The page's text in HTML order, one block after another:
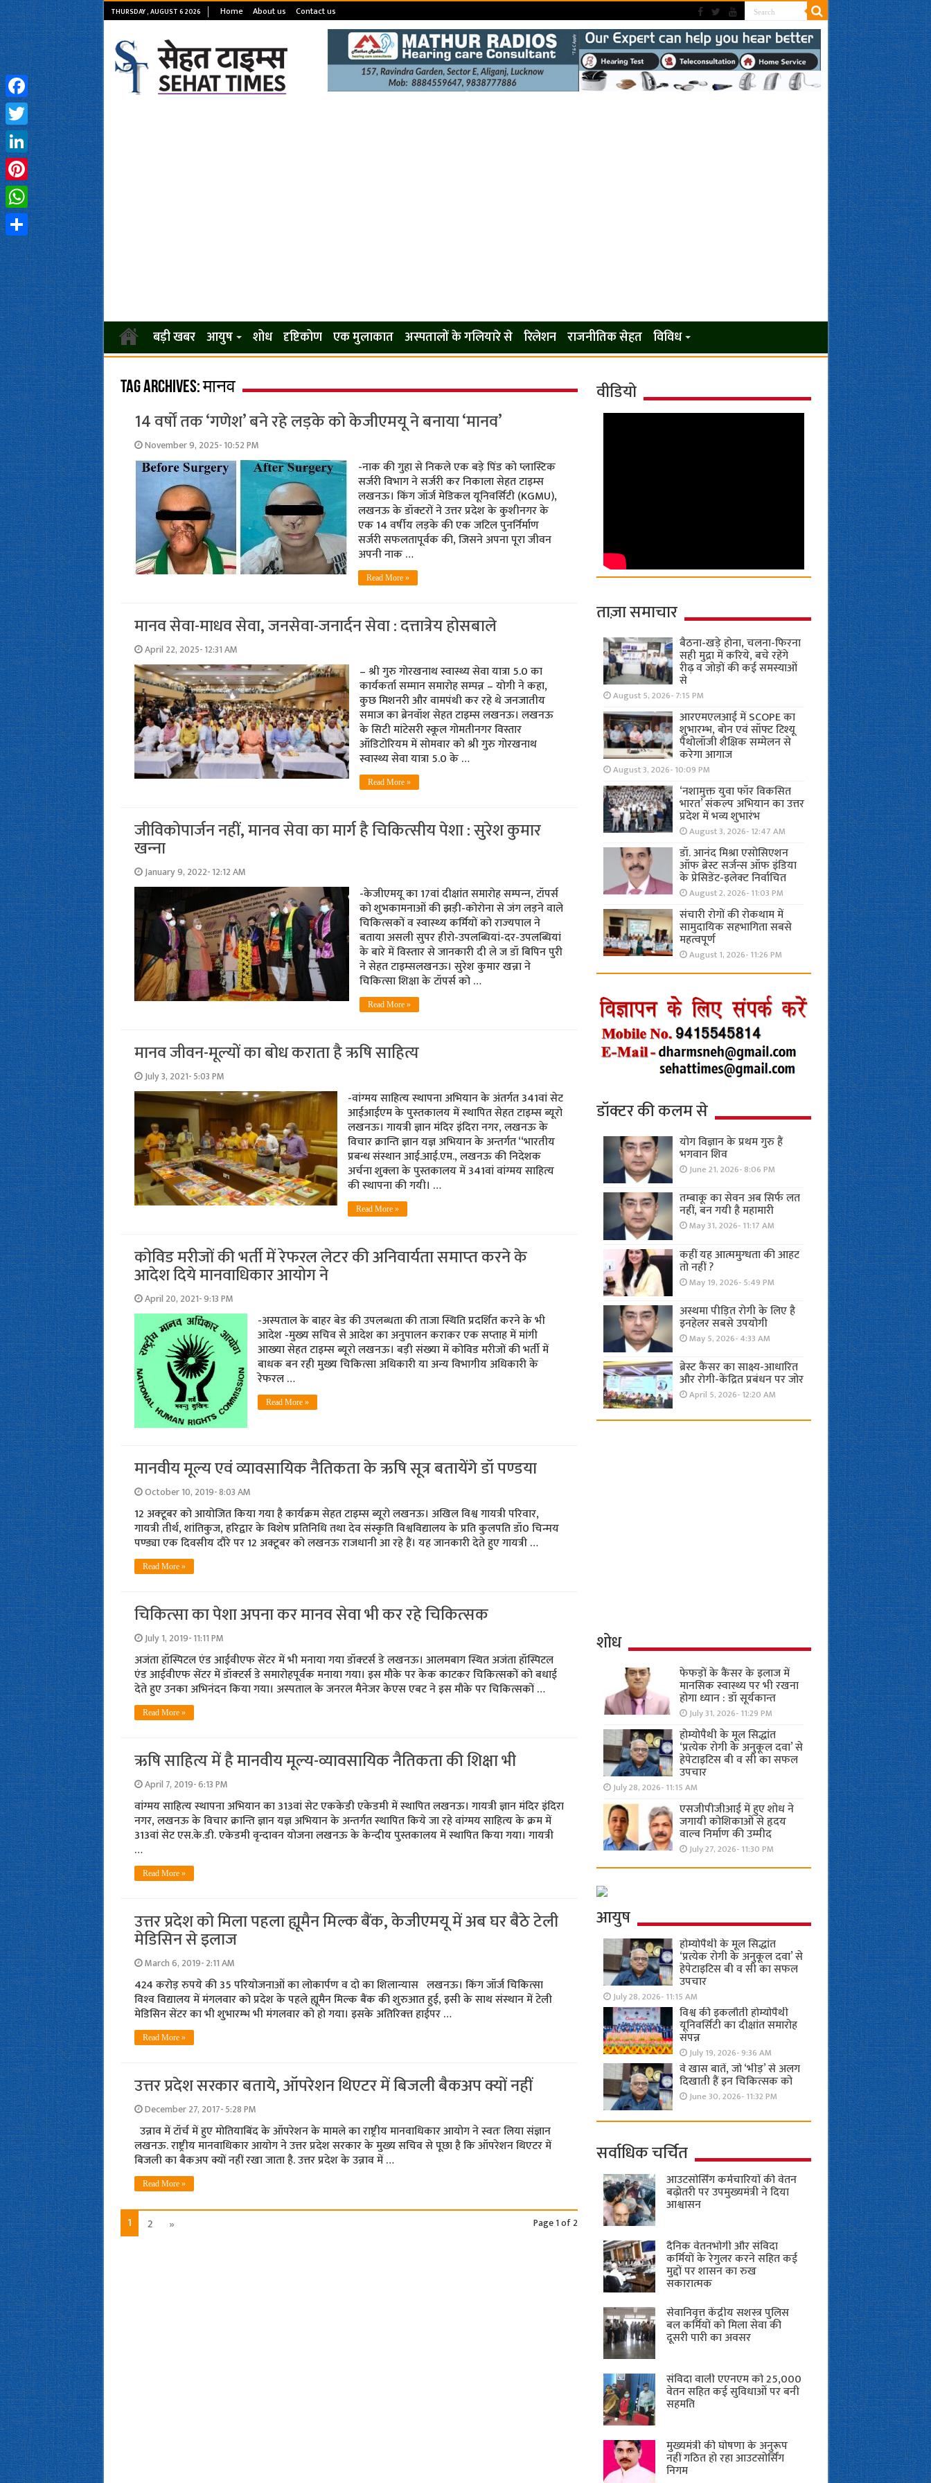
THURSDAY , AUGUST 6 2026 Home About us Contact us
बड़ी खबर आयुष शोध दृष्टिकोण एक मुलाकात अस्पतालों के गलियारे से रिलेशन राजनीतिक सेहत विविध
Tag Archives:मानव
14 वर्षों तक ‘गणेश’ बने रहे लड़के को केजीएमयू ने बनाया ‘मानव’
November 9, 2025- 10:52 PM
-नाक की गुहा से निकले एक बड़े पिंड को प्लास्टिक
सर्जरी विभाग ने सर्जरी कर निकाला सेहत टाइम्स
लखनऊ। किंग जॉर्ज मेडिकल यूनिवर्सिटी (KGMU),
लखनऊ के डॉक्टरों ने उत्तर प्रदेश के कुशीनगर के
एक 14 वर्षीय लड़के की एक जटिल पुनर्निर्माण
सर्जरी सफलतापूर्वक की, जिसने अपना पूरा जीवन
अपनी नाक …
Read More »
मानव सेवा-माधव सेवा, जनसेवा-जनार्दन सेवा : दत्तात्रेय होसबाले
April 22, 2025- 12:31 AM
– श्री गुरु गोरखनाथ स्वास्थ्य सेवा यात्रा 5.0 का
कार्यकर्ता सम्मान समारोह सम्पन्न – योगी ने कहा,
कुछ मिशनरी और वामपंथी कर रहे थे जनजातीय
समाज का ब्रेनवॉश सेहत टाइम्स लखनऊ। लखनऊ
के सिटी मांटेसरी स्कूल गोमतीनगर विस्तार
ऑडिटोरियम में सोमवार को श्री गुरु गोरखनाथ
स्वास्थ्य सेवा यात्रा 5.0 के …
Read More »
जीविकोपार्जन नहीं, मानव सेवा का मार्ग है चिकित्‍सीय पेशा : सुरेश कुमार
खन्‍ना
January 9, 2022- 12:12 AM
-केजीएमयू का 17वां दीक्षांत समारोह सम्‍पन्‍न, टॉपर्स
को शुभकामनाओं की झड़ी-कोरोना से जंग लड़ने वाले
चिकित्‍सकों व स्‍वास्‍थ्‍य कर्मियों को राज्‍यपाल ने
बताया असली सुपर हीरो-उपलब्धियां-दर-उपलब्धियां
के बारे में विस्‍तार से जानकारी दी ले ज डॉ बिपिन पुरी
ने सेहत टाइम्‍सलखनऊ। सुरेश कुमार खन्ना ने
चिकित्‍सा शिक्षा के टॉपर्स को …
Read More »
मानव जीवन-मूल्यों का बोध कराता है ऋषि साहित्य
July 3, 2021- 5:03 PM
-वांग्‍मय साहित्‍य स्‍थापना अभियान के अंतर्गत 341वां सेट
आईआईएम के पुस्‍तकालय में स्‍थापित सेहत टाइम्‍स ब्‍यूरो
लखनऊ। गायत्री ज्ञान मंदिर इंदिरा नगर, लखनऊ के
विचार क्रान्ति ज्ञान यज्ञ अभियान के अन्तर्गत ‘‘भारतीय
प्रबन्ध संस्थान आई.आई.एम., लखनऊ की निदेशक
अर्चना शुक्ला के पुस्तकालय में 341वां वांग्‍मय साहित्‍य
की स्‍थापना की गयी। …
Read More »
कोविड मरीजों की भर्ती में रेफरल लेटर की अनिवार्यता समाप्‍त करने के
आदेश दिये मानवाधि‍कार आयोग ने
April 20, 2021- 9:13 PM
-अस्‍पताल के बाहर बेड की उपलब्‍धता की ताजा स्थिति प्रदर्शित करने के भी
आदेश -मुख्‍य सचिव से आदेश का अनुपालन कराकर एक सप्‍ताह में मांगी
आख्‍या सेहत टाइम्‍स ब्‍यूरो लखनऊ। बड़ी संख्‍या में कोविड मरीजों की भर्ती में
बाधक बन रही मुख्‍य चिकित्‍सा अधिकारी या अन्‍य विभागीय अधिकारी के
रेफरल …
Read More »
मानवीय मूल्य एवं व्यावसायिक नैतिकता के ऋषि सूत्र बतायेंगे डॉ पण्‍डया
October 10, 2019- 8:03 AM
12 अक्‍टूबर को आयोजित किया गया है कार्यक्रम सेहत टाइम्‍स ब्‍यूरो लखनऊ। अखिल विश्व गायत्री परिवार,
गायत्री तीर्थ, शांतिकुज, हरिद्वार के विशेष प्रतिनिधि तथा देव संस्कृति विश्वविद्यालय के प्रति कुलपति डॉ0 चिन्मय
पण्ड्या एक दिवसीय दौरे पर 12 अक्टूबर को लखनऊ राजधानी आ रहे हैं। यह जानकारी देते हुए गायत्री …
Read More »
चिकित्‍सा का पेशा अपना कर मानव सेवा भी कर रहे चिकित्‍सक
July 1, 2019- 11:11 PM
अजंता हॉस्पिटल एंड आईवीएफ सेंटर में भी मनाया गया डॉक्‍टर्स डे लखनऊ। आलमबाग स्थित अजंता हॉस्पिटल
एंड आईवीएफ सेंटर में डॉक्‍टर्स डे समारोहपूर्वक मनाया गया। इस मौके पर केक काटकर चिकित्‍सकों को बधाई
देते हुए उनका अभिनंदन किया गया। अस्‍पताल के जनरल मैनेजर केएस एबट ने इस मौके पर चिकित्‍सकों …
Read More »
ऋषि साहित्य में है मानवीय मूल्य-व्यावसायिक नैतिकता की शिक्षा भी
April 7, 2019- 6:13 PM
वांग्‍मय साहित्‍य स्‍थापना अभियान का 313वां सेट एककेडी एकेडमी में स्‍थापित लखनऊ। गायत्री ज्ञान मंदिर इंदिरा
नगर, लखनऊ के विचार क्रान्ति ज्ञान यज्ञ अभियान के अन्तर्गत स्‍थापित किये जा रहे वांग्‍मय साहित्‍य के क्रम में
313वां सेट एस.के.डी. एकेडमी वृन्दावन योजना लखनऊ के केन्दीय पुस्तकालय में स्‍थापित किया गया। गायत्री
…
Read More »
उत्तर प्रदेश को मिला पहला ह्यूमैन मिल्क बैंक, केजीएमयू में अब घर बैठे टेली
मेडिसिन से इलाज
March 6, 2019- 2:11 AM
424 करोड़ रुपये की 35 परियोजनाओं का लोकार्पण व दो का शिलान्‍यास लखनऊ। किंग जॉर्ज चिकित्‍सा
विश्‍व विद्यालय में मंगलवार को प्रदेश के पहले ह्यूमैन मिल्‍क बैंक की शुरुआत हुई, इसी के साथ संस्‍थान में टेली
मेडिसिन सेंटर का भी शुभारम्‍भ भी मंगलवार को हो गया। इसके अतिरिक्‍त हाईपर …
Read More »
उत्तर प्रदेश सरकार बताये, ऑपरेशन थिएटर में बिजली बैकअप क्यों नहीं
December 27, 2017- 5:28 PM
उन्नाव में टॉर्च में हुए मोतियाबिंद के ऑपरेशन के मामले का राष्ट्रीय मानवाधिकार आयोग ने स्वतः लिया संज्ञान
लखनऊ. राष्ट्रीय मानवाधिकार आयोग ने उत्तर प्रदेश सरकार के मुख्य सचिव से पूछा है कि ऑपरेशन थिएटर में
बिजली का बैकअप क्यों नहीं रखा जाता है. उत्तर प्रदेश के उन्नाव में …
Read More »
Page 1 of 2
1 2 »
वीडियो
ताज़ा समाचार
बैठना-खड़े होना, चलना-फिरना
सही मुद्रा में करिये, बचे रहेंगे
रीढ़ व जोड़ों की कई समस्याओं
से
August 5, 2026- 7:15 PM
आरएमएलआई में SCOPE का
शुभारम्भ, बोन एवं सॉफ्ट टिश्यू
पैथोलॉजी शैक्षिक सम्मेलन से
करेगा आगाज
August 3, 2026- 10:09 PM
‘नशामुक्त युवा फॉर विकसित
भारत’ संकल्प अभियान का उत्तर
प्रदेश में भव्य शुभारंभ
August 3, 2026- 12:47 AM
डॉ. आनंद मिश्रा एसोसिएशन
ऑफ ब्रेस्ट सर्जन्स ऑफ इंडिया
के प्रेसिडेंट-इलेक्ट निर्वाचित
August 2, 2026- 11:03 PM
संचारी रोगों की रोकथाम में
सामुदायिक सहभागिता सबसे
महत्वपूर्ण
August 1, 2026- 11:26 PM
डॉक्टर की कलम से
योग विज्ञान के प्रथम गुरु हैं
भगवान शिव
June 21, 2026- 8:06 PM
तम्बाकू का सेवन अब सिर्फ लत
नहीं, बन गयी है महामारी
May 31, 2026- 11:17 AM
कहीं यह आत्ममुग्धता की आहट
तो नहीं ?
May 19, 2026- 5:49 PM
अस्थमा पीड़ित रोगी के लिए है
इनहेलर सबसे उपयोगी
May 5, 2026- 4:33 AM
ब्रेस्ट कैंसर का साक्ष्य-आधारित
और रोगी-केंद्रित प्रबंधन पर जोर
April 5, 2026- 12:20 AM
शोध
फेफड़ों के कैंसर के इलाज में
मानसिक स्वास्थ्य पर भी रखना
होगा ध्यान : डॉ सूर्यकान्त
July 31, 2026- 11:29 PM
होम्योपैथी के मूल सिद्धांत
‘प्रत्येक रोगी केे अनुकूल दवा’ से
हेपेटाइटिस बी व सी का सफल
उपचार
July 28, 2026- 11:15 AM
एसजीपीजीआई में हुए शोध ने
जगायी कोशिकाओं से हृदय
वाल्व निर्माण की उम्मीद
July 27, 2026- 11:30 PM
आयुष
होम्योपैथी के मूल सिद्धांत
‘प्रत्येक रोगी केे अनुकूल दवा’ से
हेपेटाइटिस बी व सी का सफल
उपचार
July 28, 2026- 11:15 AM
विश्व की इकलौती होम्योपैथी
यूनिवर्सिटी का दीक्षांत समारोह
संपन्न
July 19, 2026- 9:36 AM
वे खास बातें, जो ‘भीड़’ से अलग
दिखाती हैं इन चिकित्सक को
June 30, 2026- 11:32 PM
सर्वाधिक चर्चित
आउटसोर्सिंग कर्मचारियों की वेतन
बढ़ोतरी पर उपमुख्यमंत्री ने दिया
आश्वासन
दैनिक वेतनभोगी और संविदा
कर्मियों के रेगुलर करने सहित कई
मुद्दों पर शासन का रुख
सकारात्मक
सेवानिवृत्त केंद्रीय सशस्त्र पुलिस
बल ​कर्मियों को मिला सेवा की
दूसरी पारी का अवसर
संविदा वाली एएनएम को 25,000
वेतन सहित कई सुविधाओं पर बनी
सहमति
मुख्यमंत्री की घोषणा के अनुरूप
नहीं गठित हो रहा आउटसोर्सिंग
निगम
Facebook
Twitter
LinkedIn
Pinterest
WhatsApp
Share